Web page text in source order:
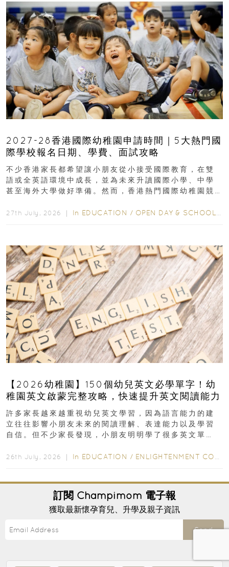
2027-28香港國際幼稚園申請時間｜5大熱門國
際學校報名日期、學費、面試攻略
不少香港家長都希望讓小朋友從小接受國際教育，在雙
語或全英語環境中成長，並為未來升讀國際小學、中學
甚至海外大學做好準備。然而，香港熱門國際幼稚園競
27th July, 2026 ｜ In EDUCATION / OPEN DAY & SCHOOL EVENTS
【2026幼稚園】150個幼兒英文必學單字！幼
稚園英文啟蒙完整攻略，快速提升英文閱讀能力
許多家長越來越重視幼兒英文學習，因為語言能力的建
立往往影響小朋友未來的閱讀理解、表達能力以及學習
自信。但不少家長發現，小朋友明明學了很多英文單
26th July, 2026 ｜ In EDUCATION / ENLIGHTENMENT CORNER
訂閱 Champimom 電子報
獲取最新懷孕育兒、升學及親子資訊
Send